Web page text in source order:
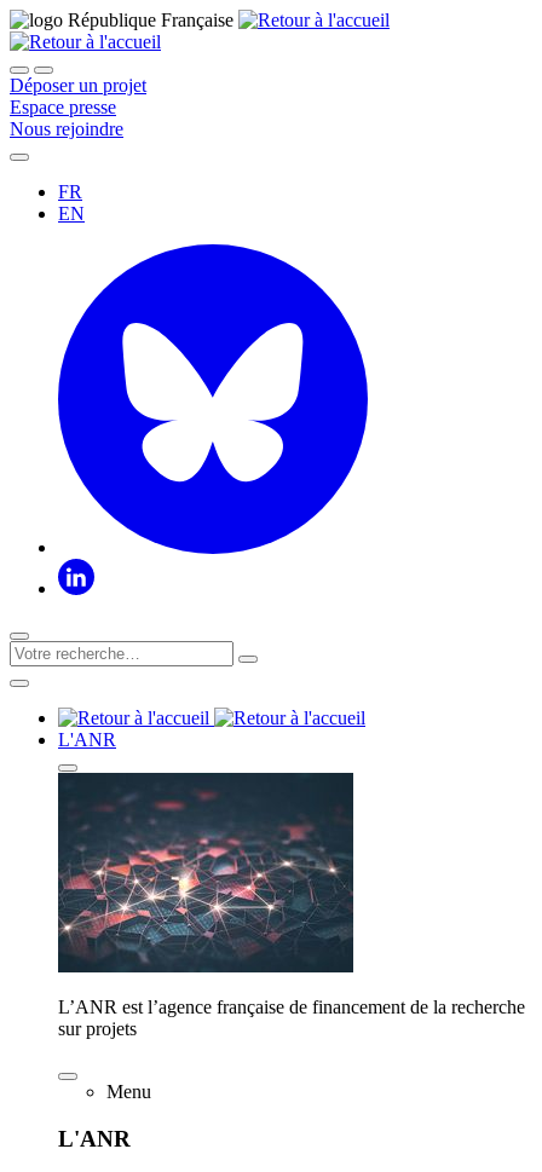
Déposer un projet
Espace presse
Nous rejoindre
FR
EN
L'ANR
L’ANR est l’agence française de financement de la recherche
sur projets
Menu
L'ANR